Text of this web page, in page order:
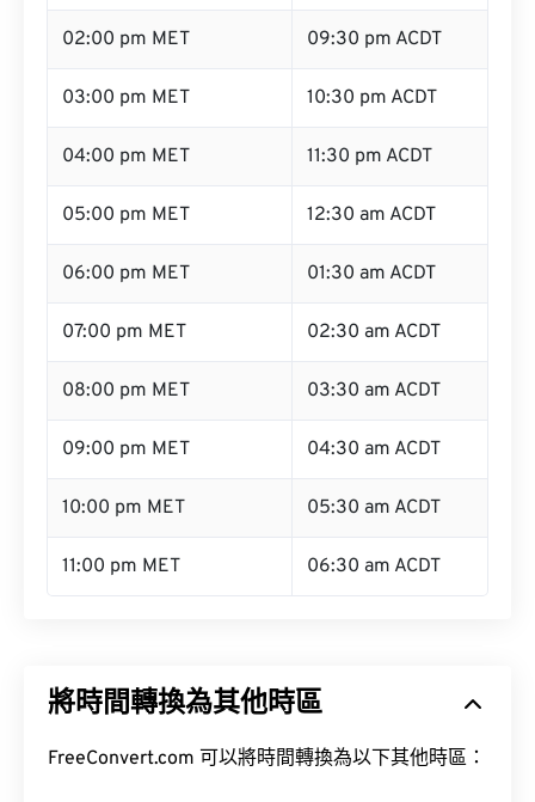
02:00 pm MET 09:30 pm ACDT
03:00 pm MET 10:30 pm ACDT
04:00 pm MET 11:30 pm ACDT
05:00 pm MET 12:30 am ACDT
06:00 pm MET 01:30 am ACDT
07:00 pm MET 02:30 am ACDT
08:00 pm MET 03:30 am ACDT
09:00 pm MET 04:30 am ACDT
10:00 pm MET 05:30 am ACDT
11:00 pm MET 06:30 am ACDT
將時間轉換為其他時區
FreeConvert.com 可以將時間轉換為以下其他時區：